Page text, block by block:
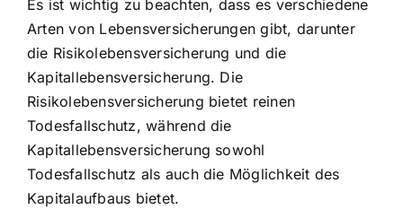
Es ist wichtig zu beachten, dass es verschiedene
Arten von Lebensversicherungen gibt, darunter
die Risikolebensversicherung und die
Kapitallebensversicherung. Die
Risikolebensversicherung bietet reinen
Todesfallschutz, während die
Kapitallebensversicherung sowohl
Todesfallschutz als auch die Möglichkeit des
Kapitalaufbaus bietet.